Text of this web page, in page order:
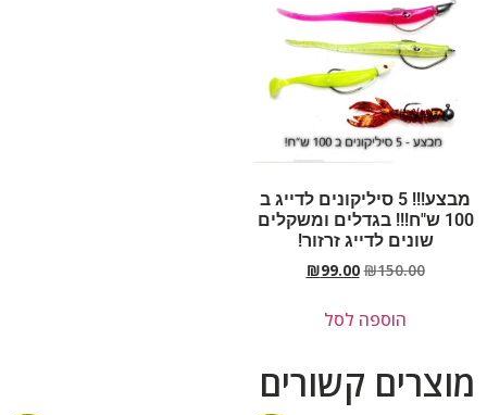
מבצע!!! 5 סיליקונים לדייג ב
100 ש"ח!!! בגדלים ומשקלים
שונים לדייג זרזור!
₪150.00
₪99.00
הוספה לסל
מוצרים קשורים